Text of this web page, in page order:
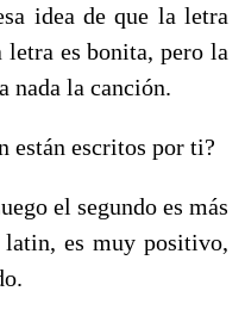
idea de que la letra
letra es bonita, pero la
nada la canción.
están escritos por ti?
el segundo es más
es muy positivo,